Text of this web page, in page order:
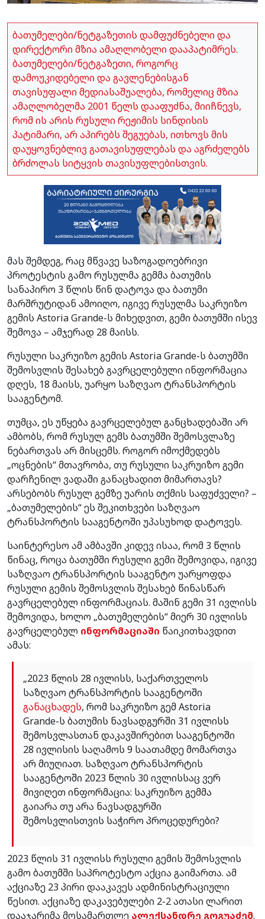
ბათუმელები/ნეტგაზეთის დამფუძნებელი და
დირექტორი მზია ამაღლობელი დააპატიმრეს.
ბათუმელები/ნეტგაზეთი, როგორც
დამოუკიდებელი და გავლენებისგან
თავისუფალი მედიასაშუალება, რომელიც მზია
ამაღლობელმა 2001 წელს დააფუძნა, მიიჩნევს,
რომ ის არის რუსული რეჟიმის სინდისის
პატიმარი, არ აპირებს შეგუებას, ითხოვს მის
დაუყოვნებლივ გათავისუფლებას და აგრძელებს
ბრძოლას სიტყვის თავისუფლებისთვის.
მას შემდეგ, რაც მწვავე საზოგადოებრივი
პროტესტის გამო რუსულმა გემმა ბათუმის
სანაპირო 3 წლის წინ დატოვა და ბათუმი
მარშრუტიდან ამოიღო, იგივე რუსულმა საკრუიზო
გემის Astoria Grande-ს მიხედვით, გემი ბათუმში ისევ
შემოვა – ამჯერად 28 მაისს.
რუსული საკრუიზო გემის Astoria Grande-ს ბათუმში
შემოსვლის შესახებ გავრცელებული ინფორმაცია
დღეს, 18 მაისს, უარყო საზღვაო ტრანსპორტის
სააგენტომ.
თუმცა, ეს უწყება გავრცელებულ განცხადებაში არ
ამბობს, რომ რუსულ გემს ბათუმში შემოსვლაზე
ნებართვას არ მისცემს. როგორ იმოქმედებს
„ოცნების“ მთავრობა, თუ რუსული საკრუიზო გემი
დარჩენილ ვადაში განაცხადით მიმართავს?
არსებობს რუსულ გემზე უარის თქმის საფუძველი? –
„ბათუმელების“ ეს შეკითხვები საზღვაო
ტრანსპორტის სააგენტოში უპასუხოდ დატოვეს.
საინტერესო ამ ამბავში კიდევ ისაა, რომ 3 წლის
წინაც, როცა ბათუმში რუსული გემი შემოვიდა, იგივე
საზღვაო ტრანსპორტის სააგენტო უარყოფდა
რუსული გემის შემოსვლის შესახებ წინასწარ
გავრცელებულ ინფორმაციას. მაშინ გემი 31 ივლისს
შემოვიდა, ხოლო „ბათუმელების“ მიერ 30 ივლისს
გავრცელებულ ინფორმაციაში წაიკითხავდით
ამას:
„2023 წლის 28 ივლისს, საქართველოს
საზღვაო ტრანსპორტის სააგენტოში
განაცხადეს, რომ საკრუიზო გემ Astoria
Grande-ს ბათუმის ნავსადგურში 31 ივლისს
შემოსვლასთან დაკავშირებით სააგენტოში
28 ივლისის საღამოს 9 საათამდე მომართვა
არ მიუღიათ. საზღვაო ტრანსპორტის
სააგენტოში 2023 წლის 30 ივლისსაც ვერ
მივიღეთ ინფორმაცია: საკრუიზო გემმა
გაიარა თუ არა ნავსადგურში
შემოსვლისთვის საჭირო პროცედურები?
2023 წლის 31 ივლისს რუსული გემის შემოსვლის
გამო ბათუმში საპროტესტო აქცია გაიმართა. ამ
აქციაზე 23 პირი დააკავეს ადმინისტრაციული
წესით. აქციაზე დაკავებულები 2-2 ათასი ლარით
დააჯარიმა მოსამართლე ალექსანდრე გოგუაძემ.